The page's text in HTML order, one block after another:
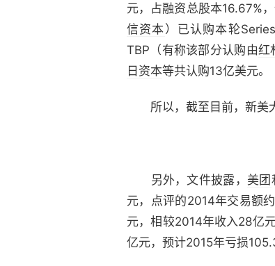
元，占融资总股本16.67%
信资本）已认购本轮
TBP（有称该部分认购由红
日资本等共认购13亿美元。
所以，截至目前，新美大
另外，文件披露， 美团
元，点评的2014年交易额
元，相较2014年收入28亿
亿元，预计2015年亏损